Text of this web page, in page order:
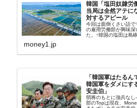
韓国「塩田奴隷労
当局は全然アテに
対するアピール
今回は面倒くさい話
の雇用労働部が興味深
た。↑韓国の塩田は島
たといわれます（後
money1.jp
「韓国軍はたる
韓国軍をダメにす
安圭伯」
弱将のもとに強兵な
部のTopは現在、